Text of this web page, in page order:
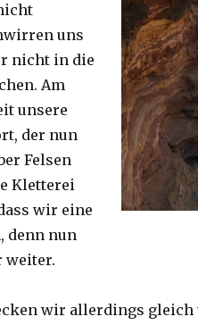
uns
nicht in die
Am
unsere
der nun
Felsen
Kletterei
wir eine
denn nun
weiter.
wir allerdings gleich